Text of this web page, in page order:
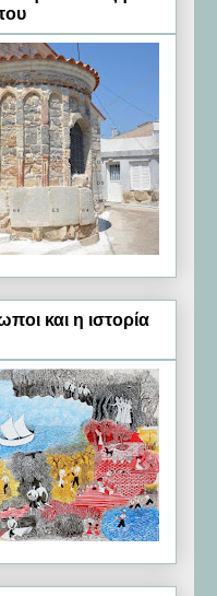
και η ιστορία